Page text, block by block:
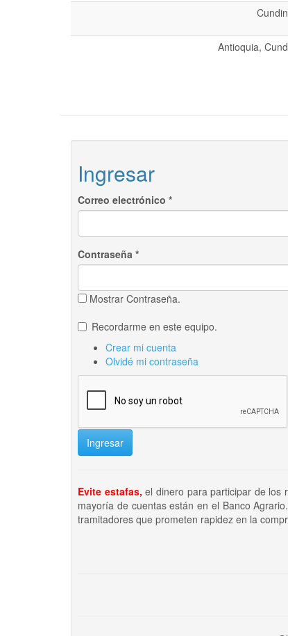
Antioquia,
Ingresar
Correo electrónico *
Contraseña *
Mostrar Contraseña.
Recordarme en este equipo.
Crear mi cuenta
Olvidé mi contraseña
Ingresar
Evite estafas, el dinero para participar de los
mayoría de cuentas están en el Banco
tramitadores que prometen rapidez en la